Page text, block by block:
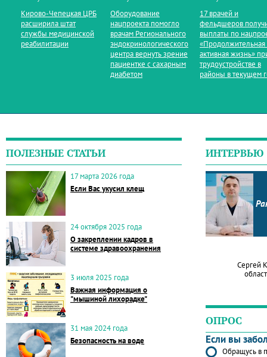
Кирово‑Чепецкая ЦРБ
расширила штат
службы медицинской
реабилитации
Оборудование
нацпроекта помогло
врачам Регионального
эндокринологического
центра вернуть зрение
пациентке с сахарным
диабетом
17 врачей и
фельдшеров
выплаты по
«Продолжительная
активная жизнь»
трудоустройстве в
районы в текущем
ПОЛЕЗНЫЕ СТАТЬИ
17 марта 2026 года
Если Вас укусил клещ
24 октября 2025 года
О закреплении кадров в
системе здравоохранения
3 июля 2025 года
Важная информация о
"мышиной лихорадке"
31 мая 2024 года
Безопасность на воде
ИНТЕРВЬЮ
Сергей
ОПРОС
Если вы
Обращусь в